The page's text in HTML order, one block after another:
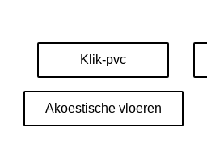
Klik-pvc
Akoestische vloeren